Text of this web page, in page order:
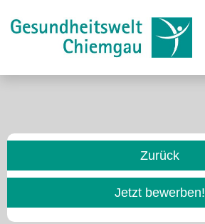
Karriereseite
Initiativbewerbung
Zurück
Jetzt bewerben!